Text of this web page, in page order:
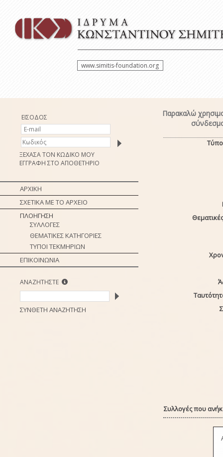
www.simitis-foundation.org
ΕΙΣΟΔΟΣ
ΞΕΧΑΣΑ ΤΟΝ ΚΩΔΙΚΟ ΜΟΥ
ΕΓΓΡΑΦΗ ΣΤΟ ΑΠΟΘΕΤΗΡΙΟ
ΑΡΧΙΚΗ
ΣΧΕΤΙΚΑ ΜΕ ΤΟ ΑΡΧΕΙΟ
ΠΛΟΗΓΗΣΗ
ΣΥΛΛΟΓΕΣ
ΘΕΜΑΤΙΚΕΣ ΚΑΤΗΓΟΡΙΕΣ
ΤΥΠΟΙ ΤΕΚΜΗΡΙΩΝ
ΕΠΙΚΟΙΝΩΝΙΑ
ΑΝΑΖΗΤΗΣΤΕ
ΣΥΝΘΕΤΗ ΑΝΑΖΗΤΗΣΗ
Παρακαλώ
Συλλογές που